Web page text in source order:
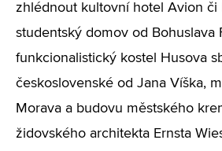
zhlédnout kultovní hotel Avion či
studentský domov od Bohuslava
funkcionalistický kostel Husova
československé od Jana Víška,
Morava a budovu městského
židovského architekta Ernsta